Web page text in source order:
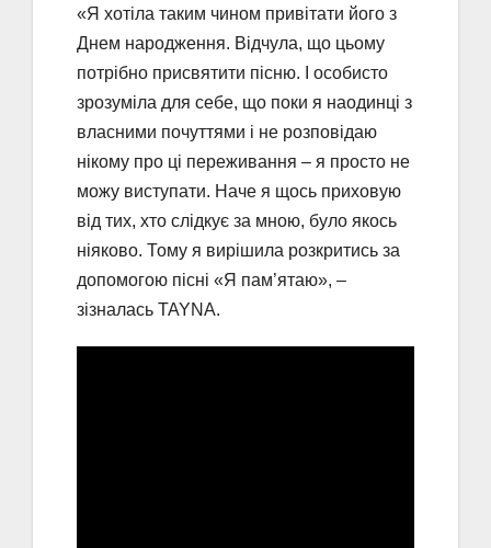
«Я хотіла таким чином привітати його з
Днем народження. Відчула, що цьому
потрібно присвятити пісню. І особисто
зрозуміла для себе, що поки я наодинці з
власними почуттями і не розповідаю
нікому про ці переживання – я просто не
можу виступати. Наче я щось приховую
від тих, хто слідкує за мною, було якось
ніяково. Тому я вирішила розкритись за
допомогою пісні «Я пам’ятаю», –
зізналась TAYNA.